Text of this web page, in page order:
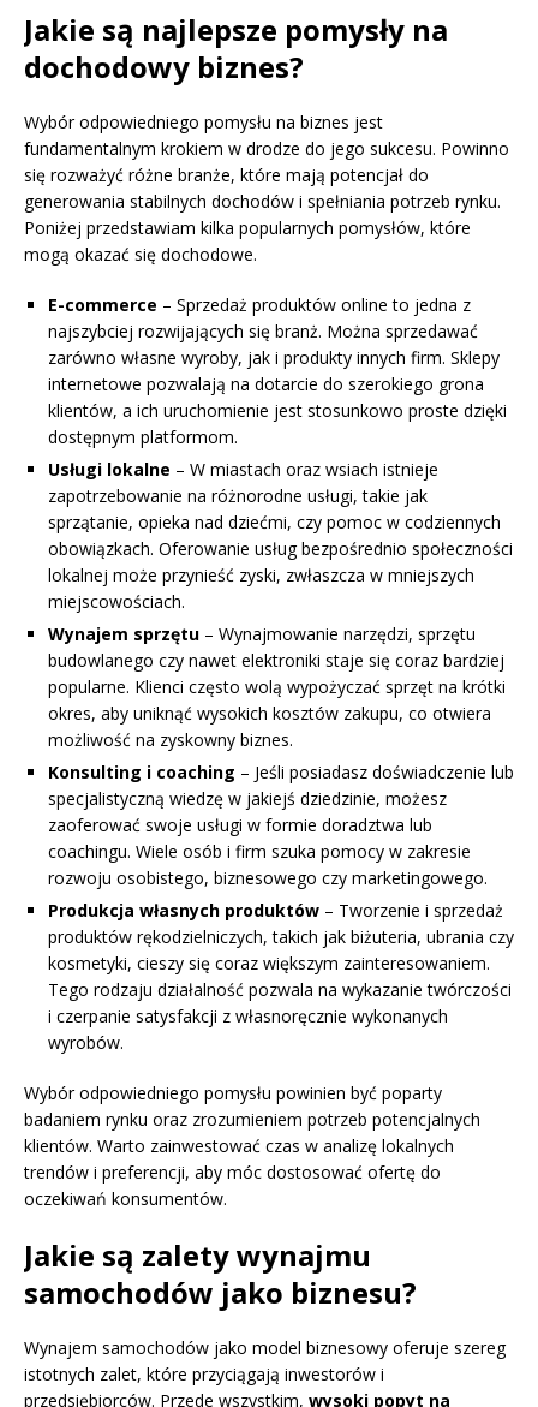
Jakie są najlepsze pomysły na
dochodowy biznes?
Wybór odpowiedniego pomysłu na biznes jest
fundamentalnym krokiem w drodze do jego sukcesu. Powinno
się rozważyć różne branże, które mają potencjał do
generowania stabilnych dochodów i spełniania potrzeb rynku.
Poniżej przedstawiam kilka popularnych pomysłów, które
mogą okazać się dochodowe.
E-commerce – Sprzedaż produktów online to jedna z
najszybciej rozwijających się branż. Można sprzedawać
zarówno własne wyroby, jak i produkty innych firm. Sklepy
internetowe pozwalają na dotarcie do szerokiego grona
klientów, a ich uruchomienie jest stosunkowo proste dzięki
dostępnym platformom.
Usługi lokalne – W miastach oraz wsiach istnieje
zapotrzebowanie na różnorodne usługi, takie jak
sprzątanie, opieka nad dziećmi, czy pomoc w codziennych
obowiązkach. Oferowanie usług bezpośrednio społeczności
lokalnej może przynieść zyski, zwłaszcza w mniejszych
miejscowościach.
Wynajem sprzętu – Wynajmowanie narzędzi, sprzętu
budowlanego czy nawet elektroniki staje się coraz bardziej
popularne. Klienci często wolą wypożyczać sprzęt na krótki
okres, aby uniknąć wysokich kosztów zakupu, co otwiera
możliwość na zyskowny biznes.
Konsulting i coaching – Jeśli posiadasz doświadczenie lub
specjalistyczną wiedzę w jakiejś dziedzinie, możesz
zaoferować swoje usługi w formie doradztwa lub
coachingu. Wiele osób i firm szuka pomocy w zakresie
rozwoju osobistego, biznesowego czy marketingowego.
Produkcja własnych produktów – Tworzenie i sprzedaż
produktów rękodzielniczych, takich jak biżuteria, ubrania czy
kosmetyki, cieszy się coraz większym zainteresowaniem.
Tego rodzaju działalność pozwala na wykazanie twórczości
i czerpanie satysfakcji z własnoręcznie wykonanych
wyrobów.
Wybór odpowiedniego pomysłu powinien być poparty
badaniem rynku oraz zrozumieniem potrzeb potencjalnych
klientów. Warto zainwestować czas w analizę lokalnych
trendów i preferencji, aby móc dostosować ofertę do
oczekiwań konsumentów.
Jakie są zalety wynajmu
samochodów jako biznesu?
Wynajem samochodów jako model biznesowy oferuje szereg
istotnych zalet, które przyciągają inwestorów i
przedsiębiorców. Przede wszystkim, wysoki popyt na